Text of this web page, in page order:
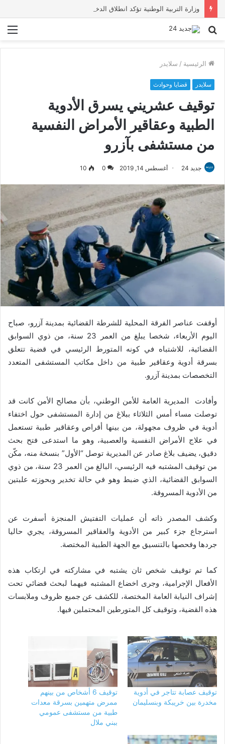
بحث
الرئيسية / سلايدر
سلايدر قضايا وحوادث
توقيف عشريني يسرق الأدوية
الطبية وعقاقير الأمراض النفسية
من مستشفى بآزرو
جديد 24 أغسطس 14, 2019 0
10
أوقفت عناصر الفرقة المحلية للشرطة القضائية بمدينة آزرو، صباح
اليوم الأربعاء، شخصا يبلغ من العمر 23 سنة، من ذوي السوابق
القضائية، للاشتباه في كونه المتورط الرئيسي في قضية تتعلق
بسرقة أدوية وعقاقير طبية من داخل مكاتب المستشفى المتعدد
التخصصات بمدينة آزرو.
وأفادت المديرية العامة للأمن الوطني، بأن مصالح الأمن كانت قد
توصلت مساء أمس الثلاثاء ببلاغ من إدارة المستشفى حول اختفاء
أدوية في ظروف مجهولة، من بينها أقراص وعقاقير طبية تستعمل
في علاج الأمراض النفسية والعصبية، وهو ما استدعى فتح بحث
دقيق، يضيف بلاغ صادر عن المديرية توصل “الأول” بنسخة منه، مكّن
من توقيف المشتبه فيه الرئيسي، البالغ من العمر 23 سنة، من ذوي
السوابق القضائية، الذي ضبط وهو في حالة تخدير وبحوزته علبتين
من الأدوية المسروقة.
وكشف المصدر ذاته أن عمليات التفتيش المنجزة أسفرت عن
استرجاع جزء كبير من الأدوية والعقاقير المسروقة، يجري حاليا
جردها وفحصها بالتنسيق مع الجهة الطبية المختصة.
كما تم توقيف شخص ثان يشتبه في مشاركته في ارتكاب هذه
الأفعال الإجرامية، وجرى اخضاع المشتبه فيهما لبحث قضائي تحت
إشراف النيابة العامة المختصة، للكشف عن جميع ظروف وملابسات
هذه القضية، وتوقيف كل المتورطين المحتملين فيها.
توقيف عصابة تتاجر في أدوية
مخدرة بين خريبكة وبنسليمان
توقيف 6 أشخاص من بينهم
ممرض متهمين بسرقة معدات
طبية من مستشفى عمومي
ببني ملال